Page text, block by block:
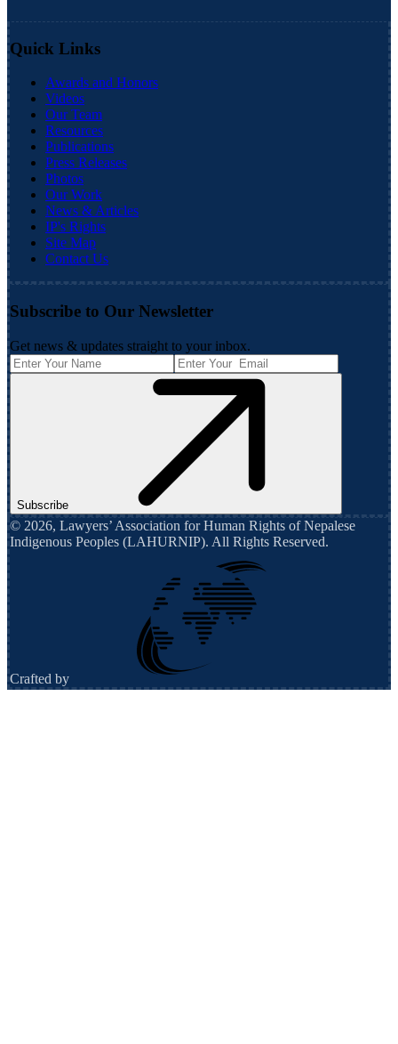
Quick Links
Awards and Honors
Videos
Our Team
Resources
Publications
Press Releases
Photos
Our Work
News & Articles
IP's Rights
Site Map
Contact Us
Subscribe to Our Newsletter
Get news & updates straight to your inbox.
Subscribe
© 2026, Lawyers’ Association for Human Rights of Nepalese
Indigenous Peoples (LAHURNIP). All Rights Reserved.
Crafted by